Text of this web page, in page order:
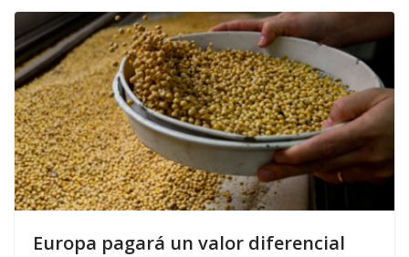
Europa pagará un valor diferencial